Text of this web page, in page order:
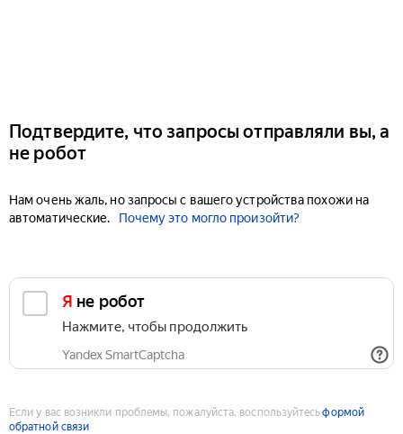
Подтвердите, что запросы отправляли вы, а
не робот
Нам очень жаль, но запросы с вашего устройства похожи на
автоматические.
Почему это могло произойти?
Я не робот
Нажмите, чтобы продолжить
Yandex SmartCaptcha
Если у вас возникли проблемы, пожалуйста, воспользуйтесьформой
обратной связи